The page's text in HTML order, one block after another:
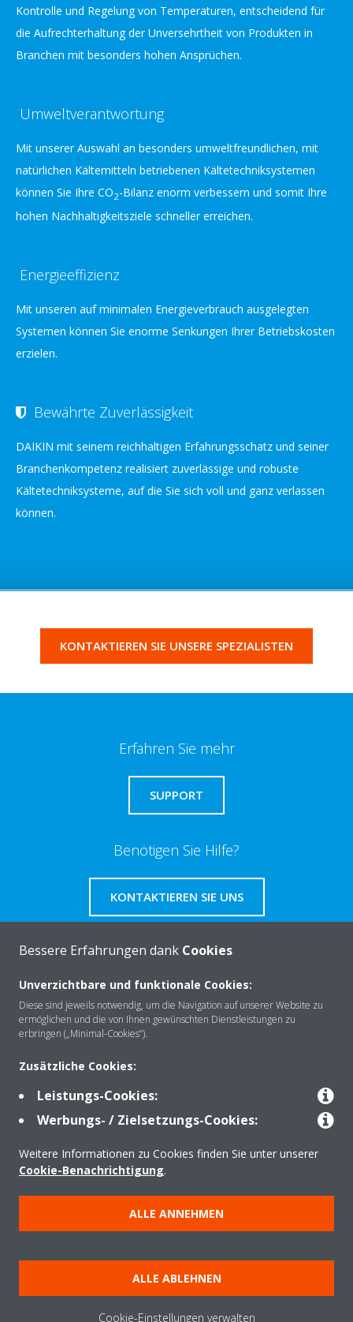
Kontrolle und Regelung von Temperaturen, entscheidend für
die Aufrechterhaltung der Unversehrtheit von Produkten in
Branchen mit besonders hohen Ansprüchen.
Umweltverantwortung
Mit unserer Auswahl an besonders umweltfreundlichen, mit
natürlichen Kältemitteln betriebenen Kältetechniksystemen
können Sie Ihre CO2-Bilanz enorm verbessern und somit Ihre
hohen Nachhaltigkeitsziele schneller erreichen.
Energieeffizienz
Mit unseren auf minimalen Energieverbrauch ausgelegten
Systemen können Sie enorme Senkungen Ihrer Betriebskosten
erzielen.
Bewährte Zuverlässigkeit
DAIKIN mit seinem reichhaltigen Erfahrungsschatz und seiner
Branchenkompetenz realisiert zuverlässige und robuste
Kältetechniksysteme, auf die Sie sich voll und ganz verlassen
können.
KONTAKTIEREN SIE UNSERE SPEZIALISTEN
Erfahren Sie mehr
SUPPORT
Benötigen Sie Hilfe?
KONTAKTIEREN SIE UNS
Über Daikin
Kontakt
Produkte
Copyright © Daikin
Impressum und Nutzungsbedingungen
Hinweise zu Cookies
Datenschutzerklärung
Unternehmensethik
Bessere Erfahrungen dank Cookies
Unverzichtbare und funktionale Cookies:
Diese sind jeweils notwendig, um die Navigation auf unserer Website zu
ermöglichen und die von Ihnen gewünschten Dienstleistungen zu
erbringen („Minimal-Cookies“).
Zusätzliche Cookies:
Leistungs-Cookies:
Werbungs- / Zielsetzungs-Cookies:
Weitere Informationen zu Cookies finden Sie unter unserer
Cookie-Benachrichtigung.
ALLE ANNEHMEN
ALLE ABLEHNEN
Cookie-Einstellungen verwalten